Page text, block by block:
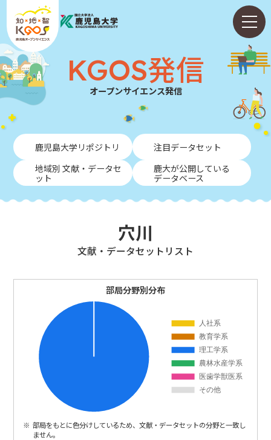
KGOS発信
オープンサイエンス発信
鹿児島大学リポジトリ
注目データセット
地域別 文献・データセ
ット
鹿大が公開している
データベース
穴川
⽂献・データセットリスト
部局分野別分布
部局をもとに色分けしているため、文献・データセットの分野と一致し
ません。
ホーム
ABOUT
KGOS発信
NEWS
ENGLISH